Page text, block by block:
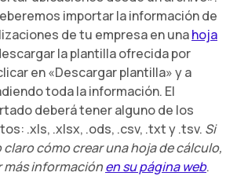
importar la información de
de tu empresa en unahoja
la plantilla ofrecida por
en «Descargar plantilla» y a
toda la información. El
deberá tener alguno de los
.xls, .xlsx, .ods, .csv, .txt y .tsv. Si
cómo crear una hoja de cálculo,
informaciónen su página web.